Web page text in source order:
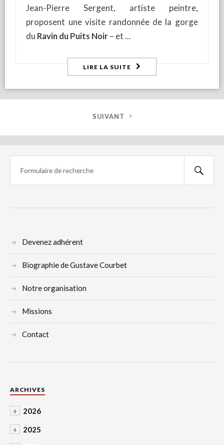
Jean-Pierre Sergent, artiste peintre,
proposent une visite randonnée de la gorge
du Ravin du Puits Noir– et
LIRE LA SUITE
SUIVANT
Devenez adhérent
Biographie de Gustave Courbet
Notre organisation
Missions
Contact
ARCHIVES
+ 2026
+ 2025